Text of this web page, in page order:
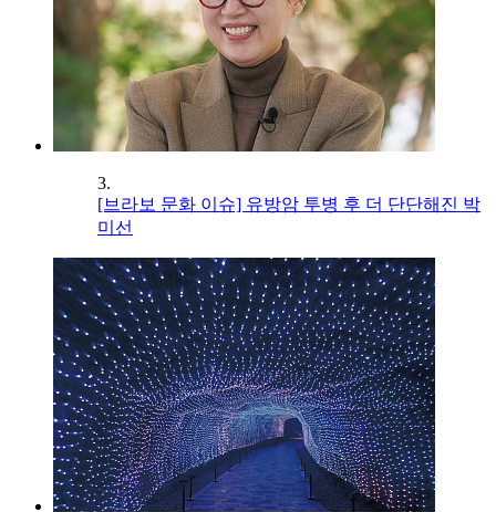
3.
[브라보 문화 이슈] 유방암 투병 후 더 단단해진 박
미선